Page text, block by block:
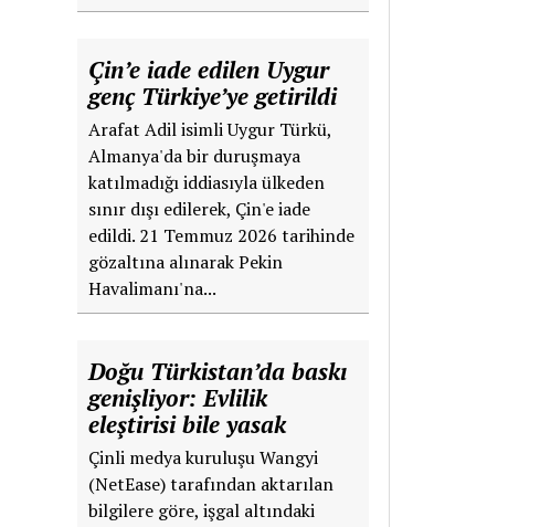
Çin’e iade edilen Uygur
genç Türkiye’ye getirildi
Arafat Adil isimli Uygur Türkü,
Almanya'da bir duruşmaya
katılmadığı iddiasıyla ülkeden
sınır dışı edilerek, Çin'e iade
edildi. 21 Temmuz 2026 tarihinde
gözaltına alınarak Pekin
Havalimanı'na...
Doğu Türkistan’da baskı
genişliyor: Evlilik
eleştirisi bile yasak
Çinli medya kuruluşu Wangyi
(NetEase) tarafından aktarılan
bilgilere göre, işgal altındaki